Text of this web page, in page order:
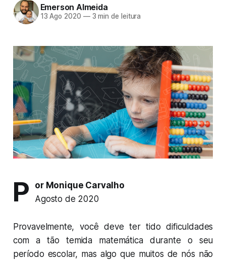
Emerson Almeida
13 Ago 2020 —3 min de leitura
P
or Monique Carvalho
Agosto de 2020
Provavelmente, você deve ter tido dificuldades
com a tão temida matemática durante o seu
período escolar, mas algo que muitos de nós não